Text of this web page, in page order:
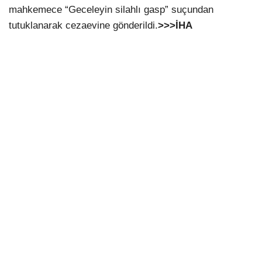
mahkemece “Geceleyin silahlı gasp” suçundan
tutuklanarak cezaevine gönderildi.>>>İHA